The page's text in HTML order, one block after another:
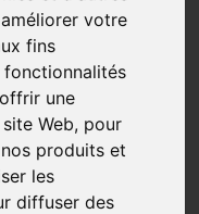
votre
fins
une
Web, pour
produits et
les
diffuser des